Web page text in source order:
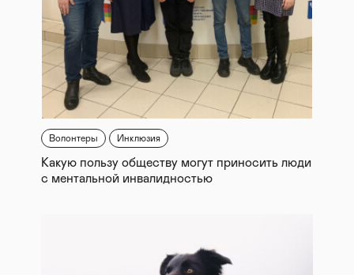
Волонтеры Инклюзия
Какую пользу обществу могут приносить люди
с ментальной инвалидностью